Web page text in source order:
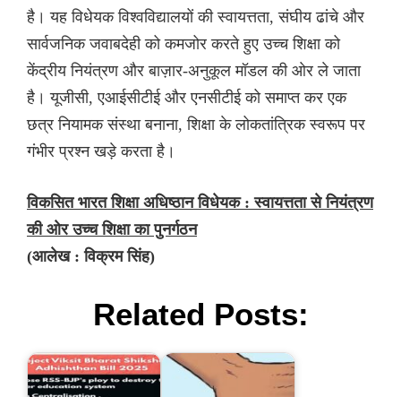
है। यह विधेयक विश्वविद्यालयों की स्वायत्तता, संघीय ढांचे और
सार्वजनिक जवाबदेही को कमजोर करते हुए उच्च शिक्षा को
केंद्रीय नियंत्रण और बाज़ार-अनुकूल मॉडल की ओर ले जाता
है। यूजीसी, एआईसीटीई और एनसीटीई को समाप्त कर एक
छत्र नियामक संस्था बनाना, शिक्षा के लोकतांत्रिक स्वरूप पर
गंभीर प्रश्न खड़े करता है।
विकसित भारत शिक्षा अधिष्ठान विधेयक : स्वायत्तता से नियंत्रण
की ओर उच्च शिक्षा का पुनर्गठन
(आलेख : विक्रम सिंह)
Related Posts: